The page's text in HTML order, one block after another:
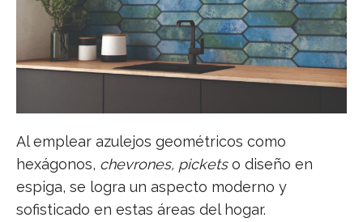
Al emplear azulejos geométricos como
hexágonos, chevrones, picketso diseño en
espiga, se logra un aspecto moderno y
sofisticado en estas áreas del hogar.